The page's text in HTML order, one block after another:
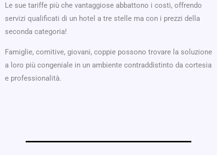
Le sue tariffe più che vantaggiose abbattono i costi, offrendo
servizi qualificati di un hotel a tre stelle ma con i prezzi della
seconda categoria!
Famiglie, comitive, giovani, coppie possono trovare la soluzione
a loro più congeniale in un ambiente contraddistinto da cortesia
e professionalità.